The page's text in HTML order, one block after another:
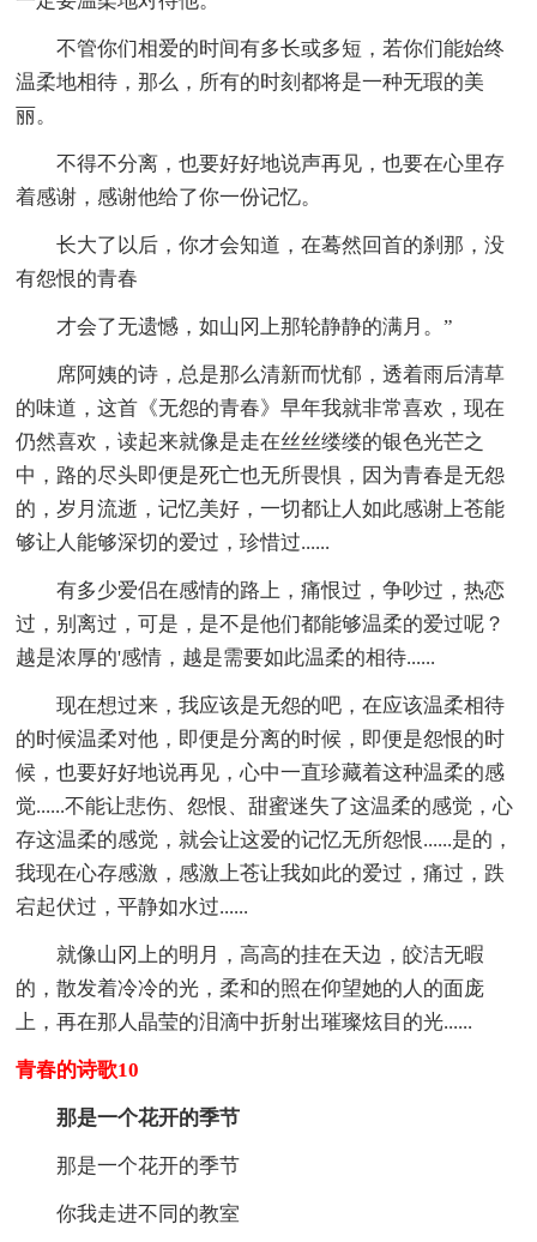
不管你们相爱的时间有多长或多短，若你们能始终
温柔地相待，那么，所有的时刻都将是一种无瑕的美
丽。
不得不分离，也要好好地说声再见，也要在心里存
着感谢，感谢他给了你一份记忆。
长大了以后，你才会知道，在蓦然回首的刹那，没
有怨恨的青春
才会了无遗憾，如山冈上那轮静静的满月。”
席阿姨的诗，总是那么清新而忧郁，透着雨后清草
的味道，这首《无怨的青春》早年我就非常喜欢，现在
仍然喜欢，读起来就像是走在丝丝缕缕的银色光芒之
中，路的尽头即便是死亡也无所畏惧，因为青春是无怨
的，岁月流逝，记忆美好，一切都让人如此感谢上苍能
够让人能够深切的爱过，珍惜过......
有多少爱侣在感情的路上，痛恨过，争吵过，热恋
过，别离过，可是，是不是他们都能够温柔的爱过呢？
越是浓厚的'感情，越是需要如此温柔的相待......
现在想过来，我应该是无怨的吧，在应该温柔相待
的时候温柔对他，即便是分离的时候，即便是怨恨的时
候，也要好好地说再见，心中一直珍藏着这种温柔的感
觉......不能让悲伤、怨恨、甜蜜迷失了这温柔的感觉，心
存这温柔的感觉，就会让这爱的记忆无所怨恨......是的，
我现在心存感激，感激上苍让我如此的爱过，痛过，跌
宕起伏过，平静如水过......
就像山冈上的明月，高高的挂在天边，皎洁无暇
的，散发着冷冷的光，柔和的照在仰望她的人的面庞
上，再在那人晶莹的泪滴中折射出璀璨炫目的光......
青春的诗歌10
那是一个花开的季节
那是一个花开的季节
你我走进不同的教室